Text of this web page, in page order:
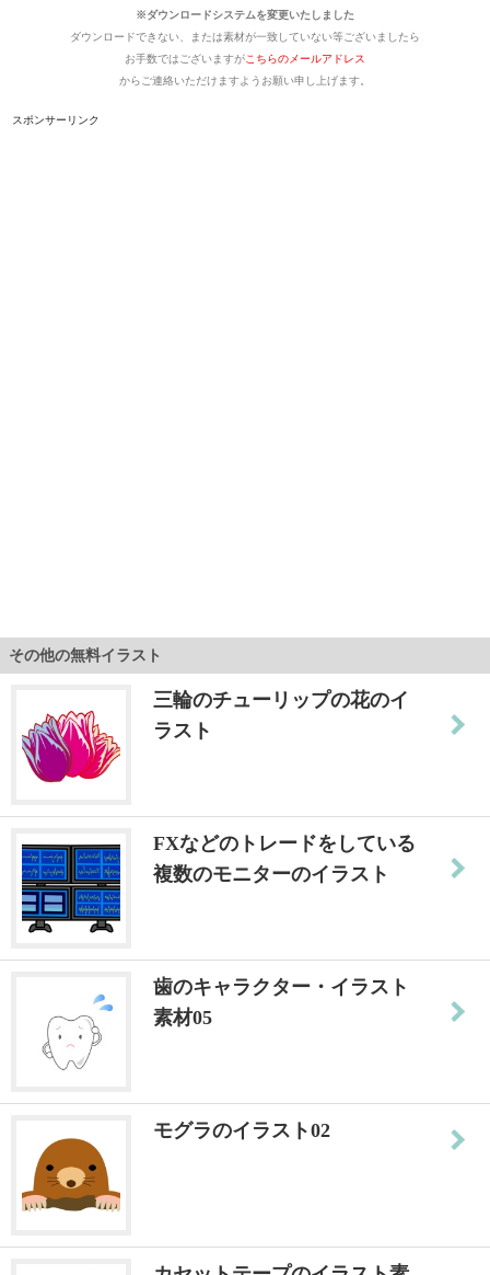
※ダウンロードシステムを変更いたしました
ダウンロードできない、または素材が一致していない等ございましたら
お手数ではございますがこちらのメールアドレス
からご連絡いただけますようお願い申し上げます。
スポンサーリンク
その他の無料イラスト
三輪のチューリップの花のイ
ラスト
FXなどのトレードをしている
複数のモニターのイラスト
歯のキャラクター・イラスト
素材05
モグラのイラスト02